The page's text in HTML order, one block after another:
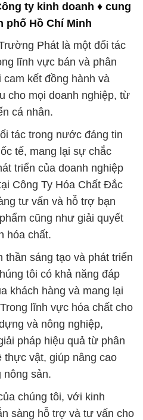
ty kinh doanh ♦ cung
phố Hồ Chí Minh
Phát là một đối tác
lĩnh vực bán và phân
kết đồng hành và
cho mọi doanh nghiệp, từ
cá nhân.
tác trong nước đáng tin
tế, mang lại sự chắc
triển của doanh nghiệp
Công Ty Hóa Chất Đắc
tư vấn và hỗ trợ bạn
cũng như giải quyết
hóa chất.
sáng tạo và phát triển
tôi có khả năng đáp
khách hàng và mang lại
lĩnh vực hóa chất cho
và nông nghiệp,
pháp hiệu quả từ phân
thực vật, giúp nâng cao
nông sản.
chúng tôi, với kinh
sàng hỗ trợ và tư vấn cho